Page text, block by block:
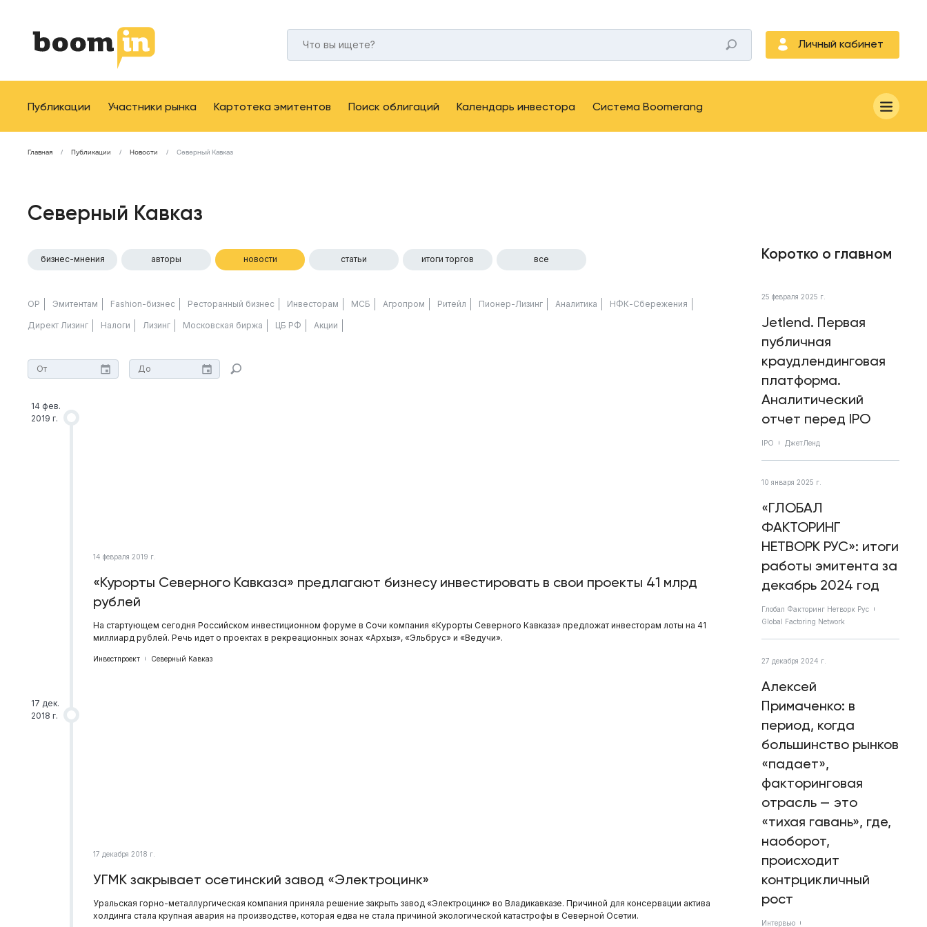
Личный кабинет
Публикации Участники рынка Картотека эмитентов Поиск облигаций Календарь инвестора Система Boomerang
Главная Публикации Новости Северный Кавказ
Северный Кавказ
бизнес-мнения авторы новости статьи итоги торгов все
ОР Эмитентам Fashion-бизнес Ресторанный бизнес Инвесторам МСБ Агропром Ритейл Пионер-Лизинг Аналитика НФК-Сбережения
Директ Лизинг Налоги Лизинг Московская биржа ЦБ РФ Акции
14 фев.
2019 г.
14 февраля 2019 г.
«Курорты Северного Кавказа» предлагают бизнесу инвестировать в свои проекты 41 млрд
рублей
На стартующем сегодня Российском инвестиционном форуме в Сочи компания «Курорты Северного Кавказа» предложат инвесторам лоты на 41
миллиард рублей. Речь идет о проектах в рекреационных зонах «Архыз», «Эльбрус» и «Ведучи».
Инвестпроект Северный Кавказ
17 дек.
2018 г.
17 декабря 2018 г.
УГМК закрывает осетинский завод «Электроцинк»
Уральская горно-металлургическая компания приняла решение закрыть завод «Электроцинк» во Владикавказе. Причиной для консервации актива
холдинга стала крупная авария на производстве, которая едва не стала причиной экологической катастрофы в Северной Осетии.
Коротко о главном
25 февраля 2025 г.
Jetlend. Первая
публичная
краудлендинговая
платформа.
Аналитический
отчет перед IPO
IPO ДжетЛенд
10 января 2025 г.
«ГЛОБАЛ
ФАКТОРИНГ
НЕТВОРК РУС»: итоги
работы эмитента за
декабрь 2024 год
Глобал Факторинг Нетворк Рус
Global Factoring Network
27 декабря 2024 г.
Алексей
Примаченко: в
период, когда
большинство рынков
«падает»,
факторинговая
отрасль — это
«тихая гавань», где,
наоборот,
происходит
контрцикличный
рост
Интервью